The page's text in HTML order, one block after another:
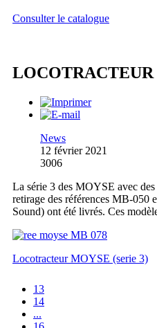
Consulter le catalogue
LOCOTRACTEUR
News
12 février 2021
3006
La série 3 des MOYSE avec
retirage des références MB-050
Sound) ont été livrés. Ces
Locotracteur MOYSE (serie 3)
13
14
...